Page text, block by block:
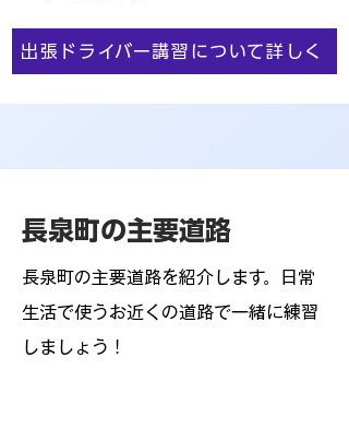
出張ドライバー講習について詳しく
長泉町の主要道路
長泉町の主要道路を紹介します。日常
生活で使うお近くの道路で一緒に練習
しましょう！